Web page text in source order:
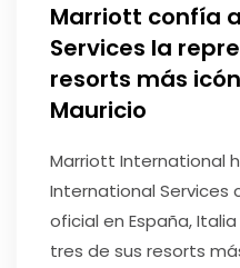
Marriott confía
Services la
resorts más
Mauricio
Marriott International
International
oficial en España,
tres de sus resorts